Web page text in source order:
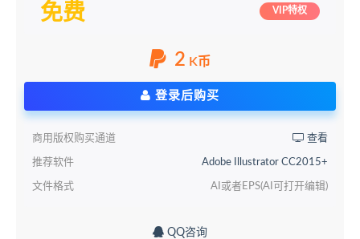
免费 VIP特权
2 K币
登录后购买
商用版权购买通道 查看
推荐软件 Adobe Illustrator CC2015+
文件格式 AI或者EPS(AI可打开编辑)
QQ咨询